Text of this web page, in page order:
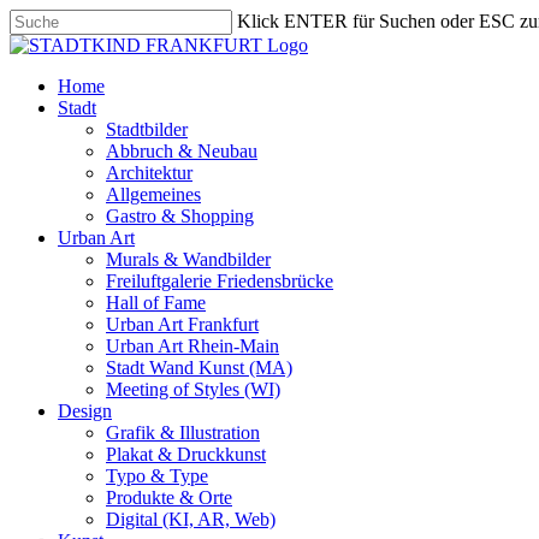
Skip
to
content
Klick ENTER für Suchen oder ESC
Close
search
Menu
Home
Stadt
Stadtbilder
Abbruch & Neubau
Architektur
Allgemeines
Gastro & Shopping
Urban Art
Murals & Wandbilder
Freiluftgalerie Friedensbrücke
Hall of Fame
Urban Art Frankfurt
Urban Art Rhein-Main
Stadt Wand Kunst (MA)
Meeting of Styles (WI)
Design
Grafik & Illustration
Plakat & Druckkunst
Typo & Type
Produkte & Orte
Digital (KI, AR, Web)